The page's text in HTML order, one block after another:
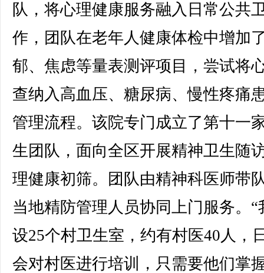
队，将心理健康服务融入日常公共
作，团队在老年人健康体检中增加
郁、焦虑等量表测评项目，尝试将
查纳入高血压、糖尿病、慢性疼痛
管理流程。该院专门成立了第十一
生团队，面向全区开展精神卫生随
理健康初筛。团队由精神科医师带
当地精防管理人员协同上门服务。“
设25个村卫生室，约有村医40人，
会对村医进行培训，只需要他们掌